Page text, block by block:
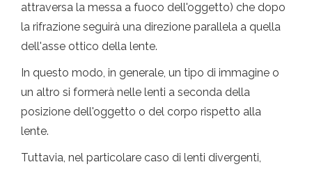
attraversa la messa a fuoco dell'oggetto) che dopo
la rifrazione seguirà una direzione parallela a quella
dell'asse ottico della lente.
In questo modo, in generale, un tipo di immagine o
un altro si formerà nelle lenti a seconda della
posizione dell'oggetto o del corpo rispetto alla
lente.
Tuttavia, nel particolare caso di lenti divergenti,